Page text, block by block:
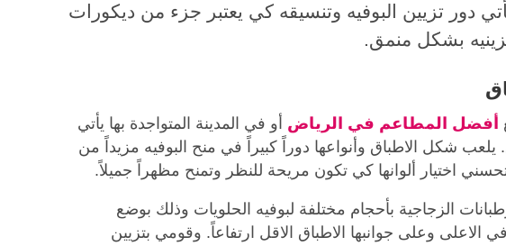
دور تزيين البوفيه وتنسيقه كي يعتبر جزء من ديكورات
بشكل منمق.
أفضل المطاعم في الرياض أو في المدينة المتواجدة بها يأتي
يلعب شكل الاطباق وأنواعها دوراً كبيراً في منح البوفيه مزيداً من
اختيار ألوانها كي تكون مريحة للنظر وتمنح مظهراً جميلاً.
الزجاجية بأحجام مختلفة لبوفيه الحلويات وذلك بوضع
في الاعلى وعلى جوانبها الاطباق الاقل ارتفاعاً. وقومي بتزيين